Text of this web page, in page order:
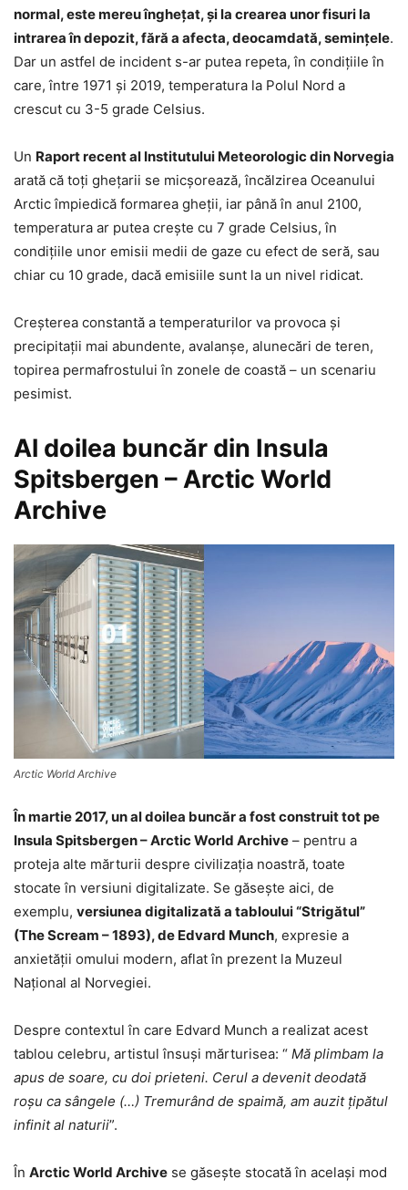
normal, este mereu îngheţat, şi la crearea unor fisuri la
intrarea în depozit, fără a afecta, deocamdată, seminţele.
Dar un astfel de incident s-ar putea repeta, în condiţiile în
care, între 1971 şi 2019, temperatura la Polul Nord a
crescut cu 3-5 grade Celsius.
Un Raport recent al Institutului Meteorologic din Norvegia
arată că toţi gheţarii se micşorează, încălzirea Oceanului
Arctic împiedică formarea gheţii, iar până în anul 2100,
temperatura ar putea creşte cu 7 grade Celsius, în
condiţiile unor emisii medii de gaze cu efect de seră, sau
chiar cu 10 grade, dacă emisiile sunt la un nivel ridicat.
Creşterea constantă a temperaturilor va provoca şi
precipitaţii mai abundente, avalanşe, alunecări de teren,
topirea permafrostului în zonele de coastă – un scenariu
pesimist.
Al doilea buncăr din Insula
Spitsbergen – Arctic World
Archive
Arctic World Archive
În martie 2017, un al doilea buncăr a fost construit tot pe
Insula Spitsbergen – Arctic World Archive – pentru a
proteja alte mărturii despre civilizaţia noastră, toate
stocate în versiuni digitalizate. Se găseşte aici, de
exemplu, versiunea digitalizată a tabloului “Strigătul”
(The Scream – 1893), de Edvard Munch, expresie a
anxietăţii omului modern, aflat în prezent la Muzeul
Naţional al Norvegiei.
Despre contextul în care Edvard Munch a realizat acest
tablou celebru, artistul însuşi mărturisea: “ Mă plimbam la
apus de soare, cu doi prieteni. Cerul a devenit deodată
roşu ca sângele (…) Tremurând de spaimă, am auzit ţipătul
infinit al naturii”.
În Arctic World Archive se găseşte stocată în acelaşi mod